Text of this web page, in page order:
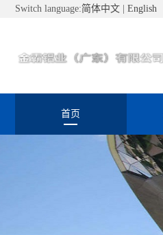
Switch language:简体中文 English
首页